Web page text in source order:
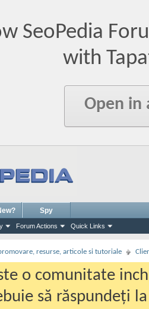
SeoPedia
with
Open in
Forum Actions Quick Links
Spy
resurse, articole si tutoriale
o comunitate
să răspundeți